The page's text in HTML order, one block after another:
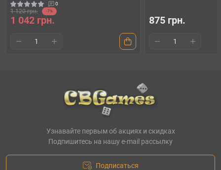
0
1 120 грн. -7%
1 042 грн. 875 грн.
Узнавайте первым об акциях и скидках
Подпишитесь на нашу e-mail рассылку
Подписаться